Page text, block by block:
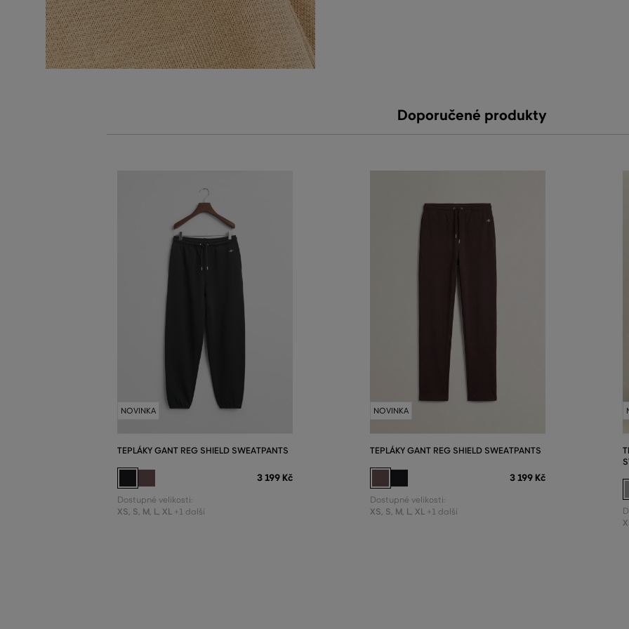
Doporučené produkty
NOVINKA
TEPLÁKY GANT REG SHIELD SWEATPANTS
3 199 Kč
Dostupné velikosti:
XS S M L XL +1 další
NOVINKA
TEPLÁKY GANT REG SHIELD SWEATPANTS
3 199 Kč
Dostupné velikosti:
XS S M L XL +1 další